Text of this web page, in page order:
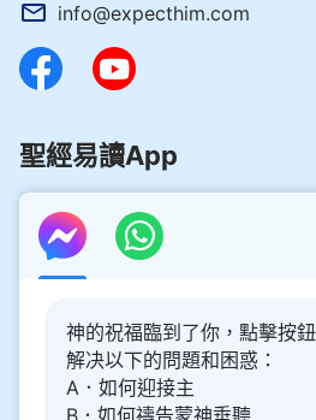
info@expecthim.com
聖經易讀App
你想了解主再來的奥秘，喜迎主重
來幫助。請點擊進入閲讀、觀看！
神的祝福臨到了你，點擊按
解决以下的問題和困惑：
A．如何迎接主
B．如何禱告蒙神垂聽